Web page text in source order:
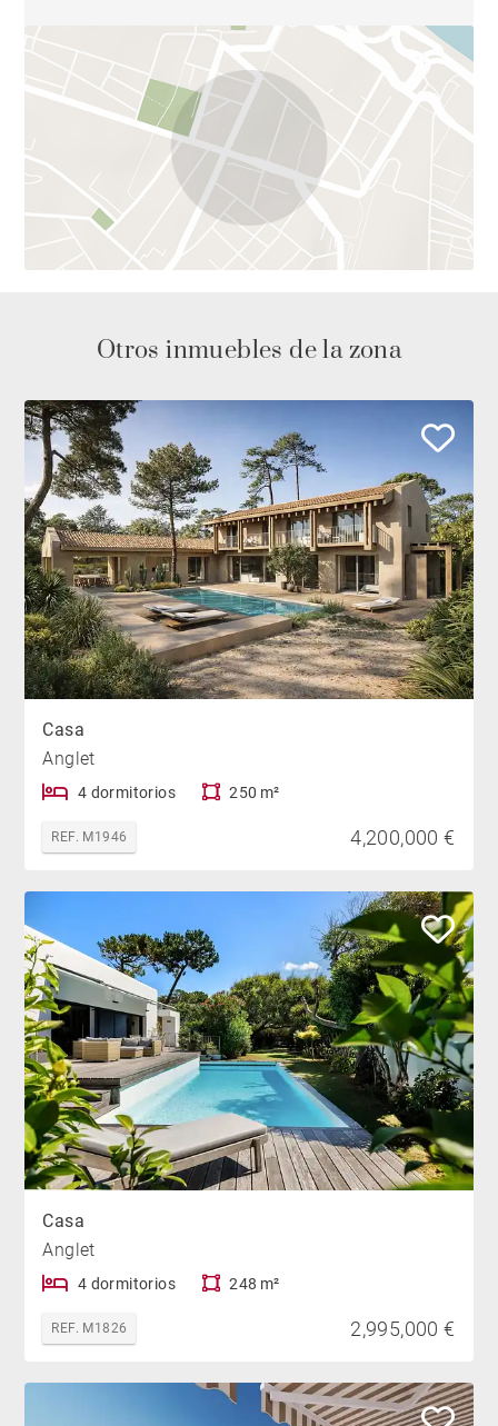
Otros inmuebles de la zona
Casa
Anglet
4 dormitorios 250 m²
REF. M1946 4,200,000 €
Casa
Anglet
4 dormitorios 248 m²
REF. M1826 2,995,000 €